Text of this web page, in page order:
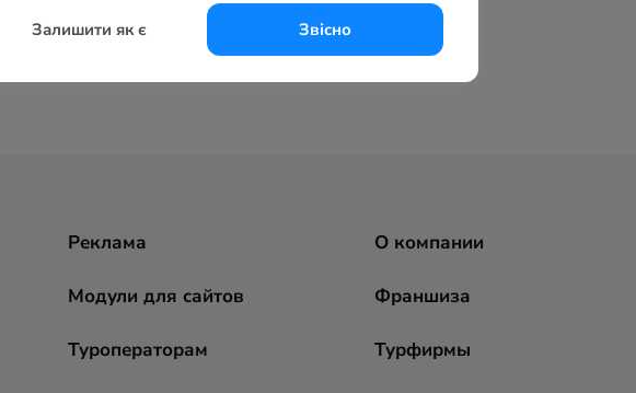
Залишити як є Звісно
Реклама
Модули для сайтов
Туроператорам
О компании
Франшиза
Турфирмы